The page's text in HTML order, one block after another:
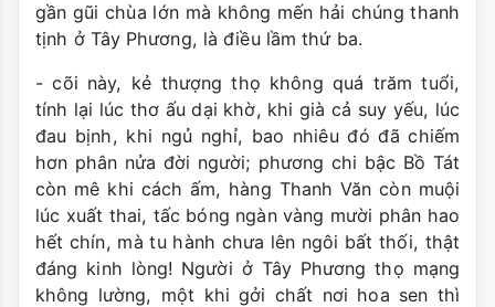
gần gũi chùa lớn mà không mến hải chúng thanh
tịnh ở Tây Phương, là điều lầm thứ ba.
- cõi này, kẻ thượng thọ không quá trăm tuổi,
tính lại lúc thơ ấu dại khờ, khi già cả suy yếu, lúc
đau bịnh, khi ngủ nghỉ, bao nhiêu đó đã chiếm
hơn phân nửa đời người; phương chi bậc Bồ Tát
còn mê khi cách ấm, hàng Thanh Văn còn muội
lúc xuất thai, tấc bóng ngàn vàng mười phân hao
hết chín, mà tu hành chưa lên ngôi bất thối, thật
đáng kinh lòng! Người ở Tây Phương thọ mạng
không lường, một khi gởi chất nơi hoa sen thì